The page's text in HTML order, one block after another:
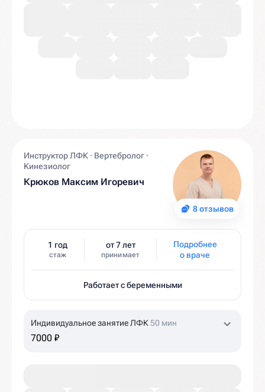
8 отзывов
Инструктор ЛФК · Вертебролог ·
Кинезиолог
Крюков Максим Игоревич
1 год
стаж
от 7 лет
принимает
Подробнее
о враче
Работает с беременными
Индивидуальное занятие ЛФК 50 мин
7000 ₽